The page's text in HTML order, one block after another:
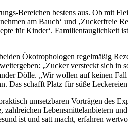
Bereichen bestens aus. Ob mit
am Bauch‘ und
für Kinder‘. Familientauglichkeit
Ökotrophologen regelmäßig
„Zucker versteckt sich in
Dölle. „Wir wollen auf keinen
Das schafft Platz für süße
umsetzbaren Vorträgen des
Lebensmittelanbietern
ist und satt macht, erfahren